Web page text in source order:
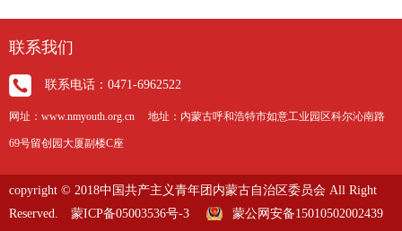
联系我们
联系电话：0471-6962522
网址：www.nmyouth.org.cn 地址：内蒙古呼和浩特市如意工业园区科尔沁南路
69号留创园大厦副楼C座
copyright © 2018中国共产主义青年团内蒙古自治区委员会 All Right
Reserved. 蒙ICP备05003536号-3
蒙公网安备15010502002439